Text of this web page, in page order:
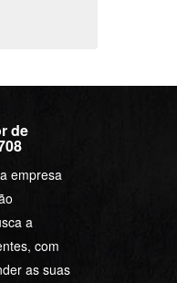
de
empresa
a
com
as suas